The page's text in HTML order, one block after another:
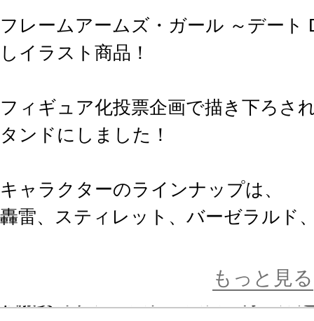
フレームアームズ・ガール ～デート
しイラスト商品！
フィギュア化投票企画で描き下ろさ
タンドにしました！
キャラクターのラインナップは、
轟雷、スティレット、バーゼラルド
迅雷、アーキテクト、フレズヴェル
もっと見る